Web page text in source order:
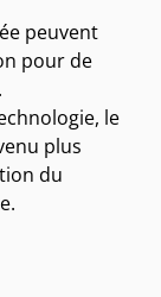
peuvent
pour de
le
plus
du